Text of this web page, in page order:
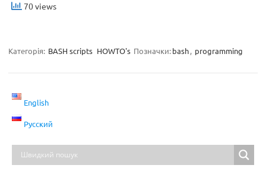
70 views
Категорія: BASH scripts HOWTO's Позначки:bash, programming
English
Русский